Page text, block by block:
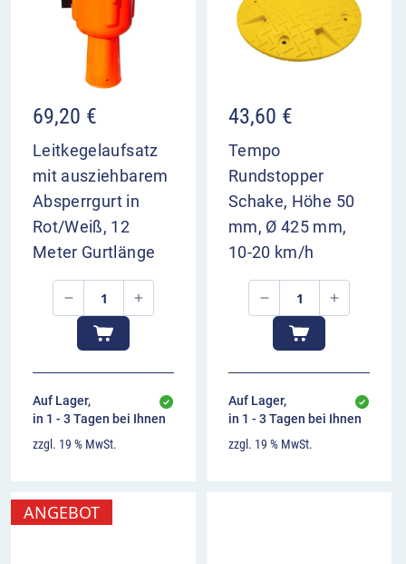
69,20 €
Leitkegelaufsatz
mit ausziehbarem
Absperrgurt in
Rot/Weiß, 12
Meter Gurtlänge
Auf Lager,
in 1 - 3 Tagen bei Ihnen
zzgl. 19 % MwSt.
43,60 €
Tempo
Rundstopper
Schake, Höhe 50
mm, Ø 425 mm,
10-20 km/h
Auf Lager,
in 1 - 3 Tagen bei Ihnen
zzgl. 19 % MwSt.
ANGEBOT